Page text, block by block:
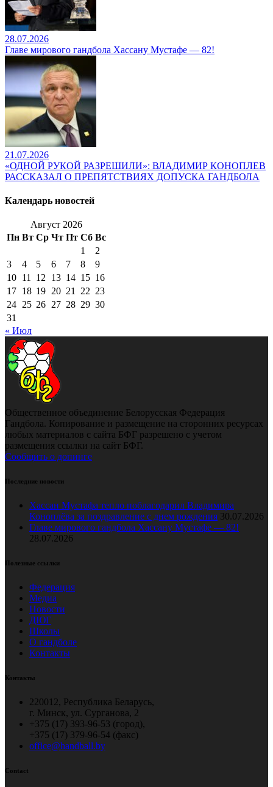
28.07.2026
Главе мирового гандбола Хассану Мустафе — 82!
21.07.2026
«ОДНОЙ РУКОЙ РАЗРЕШИЛИ»: ВЛАДИМИР КОНОПЛЕВ
РАССКАЗАЛ О ПРЕПЯТСТВИЯХ ДОПУСКА ГАНДБОЛА
Календарь новостей
Август 2026
Пн Вт Ср Чт Пт Сб Вс
1
2
3
4 5 6 7 8
9
10 11 12 13 14 15 16
17 18 19 20 21 22 23
24 25 26 27 28 29 30
31
« Июл
Общественное объединение Белорусская Федерация
Гандбола. Копирование и размещение на сторонних ресурсах
любых материалов с сайта БФГ разрешено с учетом
размещения ссылки на сайт БФГ.
Сообщить о допинге
Последние новости
Хассан Мустафа тепло поблагодарил Владимира
Коноплёва за поздравление с днем рождения 30.07.2026
Главе мирового гандбола Хассану Мустафе — 82!
28.07.2026
Полезные ссылки
Федерация
Медиа
Новости
ДЮГ
Школы
О гандболе
Контакты
Контакты
220012, Республика Беларусь,
г. Минск, ул. Сурганова, 2
+375 (17) 393-96-53 (город),
+375 (17) 379-96-54 (факс)
office@handball.by
Contact